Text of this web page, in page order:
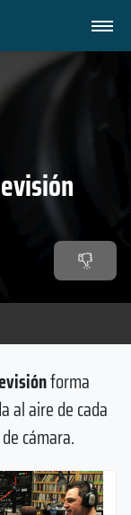
forma
al aire de cada
cámara.